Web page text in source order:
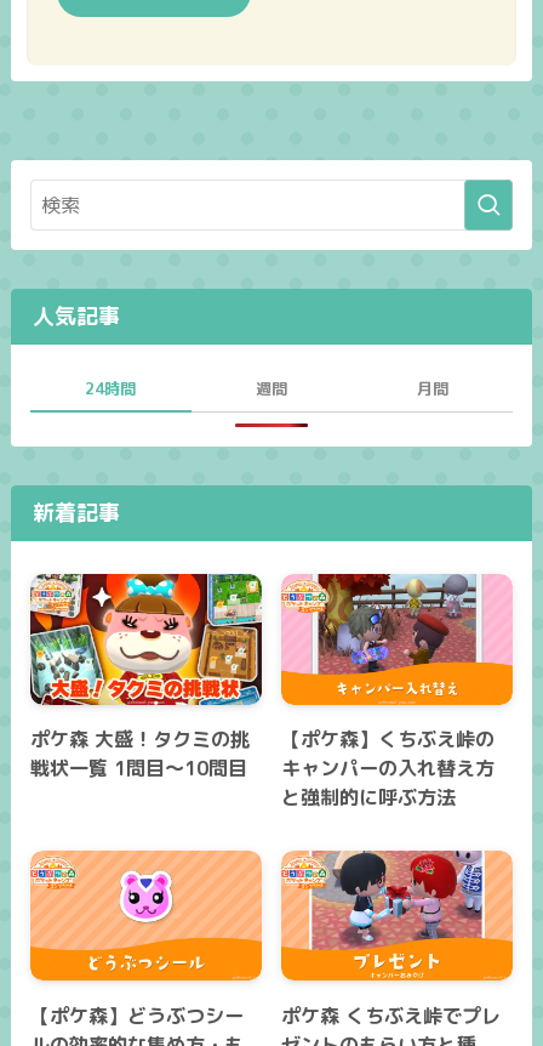
人気記事
24時間 週間 月間
新着記事
ポケ森 大盛！タクミの挑
戦状一覧 1問目～10問目
【ポケ森】くちぶえ峠の
キャンパーの入れ替え方
と強制的に呼ぶ方法
【ポケ森】どうぶつシー
ポケ森 くちぶえ峠でプレ